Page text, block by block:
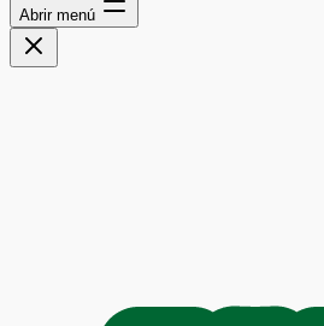
Abrir menú